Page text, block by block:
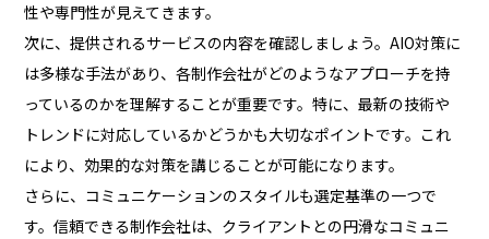
性や専門性が見えてきます。
次に、提供されるサービスの内容を確認しましょう。AIO対策に
は多様な手法があり、各制作会社がどのようなアプローチを持
っているのかを理解することが重要です。特に、最新の技術や
トレンドに対応しているかどうかも大切なポイントです。これ
により、効果的な対策を講じることが可能になります。
さらに、コミュニケーションのスタイルも選定基準の一つで
す。信頼できる制作会社は、クライアントとの円滑なコミュニ